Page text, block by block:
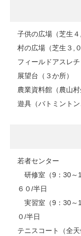
子供の広場（芝生
村の広場（芝生３,０
フィールドアスレチ
展望台（３か所）
農業資料館（農山村
遊具（バトミントン
若者センター
研修室（9：30～
６０/半日
実習室（9：30～
０/半日
テニスコート（全